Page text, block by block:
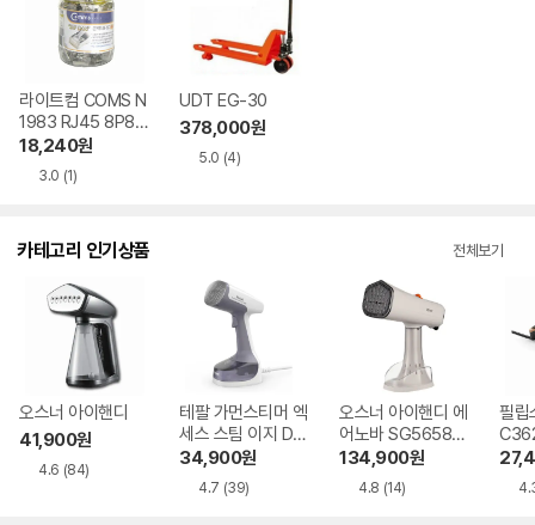
라이트컴 COMS N
1983 RJ45 8P8C
커넥터 (STP/CAT
5) 100개
18,240원
3.0 (1)
UDT EG-30
378,000원
5.0 (4)
카테고리 인기상품 전체보기
오스너 아이핸디
41,900원
4.6 (84)
테팔 가먼스티머 엑
세스 스팀 이지 DT
7113K0
34,900원
4.7 (39)
오스너 아이핸디 에
어노바 SG5658P
X
134,900원
4.8 (14)
필립